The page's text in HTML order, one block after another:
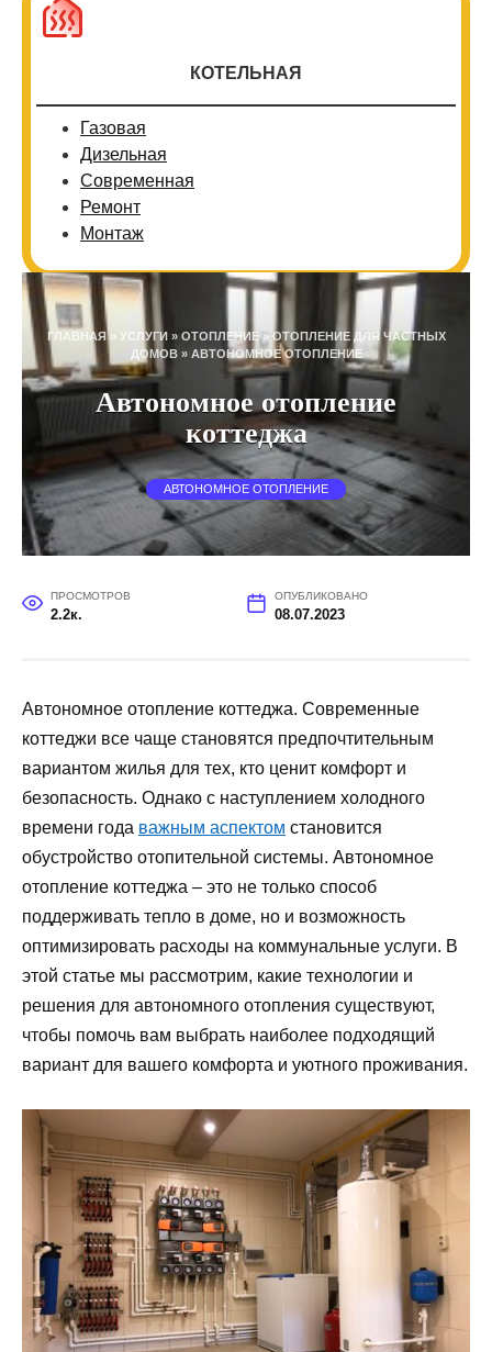
КОТЕЛЬНАЯ
Газовая
Дизельная
Современная
Ремонт
Монтаж
ГЛАВНАЯ» УСЛУГИ» ОТОПЛЕНИЕ» ОТОПЛЕНИЕ ДЛЯ ЧАСТНЫХ
ДОМОВ» АВТОНОМНОЕ ОТОПЛЕНИЕ
Автономное отопление
коттеджа
АВТОНОМНОЕ ОТОПЛЕНИЕ
ПРОСМОТРОВ
2.2к.
ОПУБЛИКОВАНО
08.07.2023
Автономное отопление коттеджа. Современные
коттеджи все чаще становятся предпочтительным
вариантом жилья для тех, кто ценит комфорт и
безопасность. Однако с наступлением холодного
времени года важным аспектом становится
обустройство отопительной системы. Автономное
отопление коттеджа – это не только способ
поддерживать тепло в доме, но и возможность
оптимизировать расходы на коммунальные услуги. В
этой статье мы рассмотрим, какие технологии и
решения для автономного отопления существуют,
чтобы помочь вам выбрать наиболее подходящий
вариант для вашего комфорта и уютного проживания.